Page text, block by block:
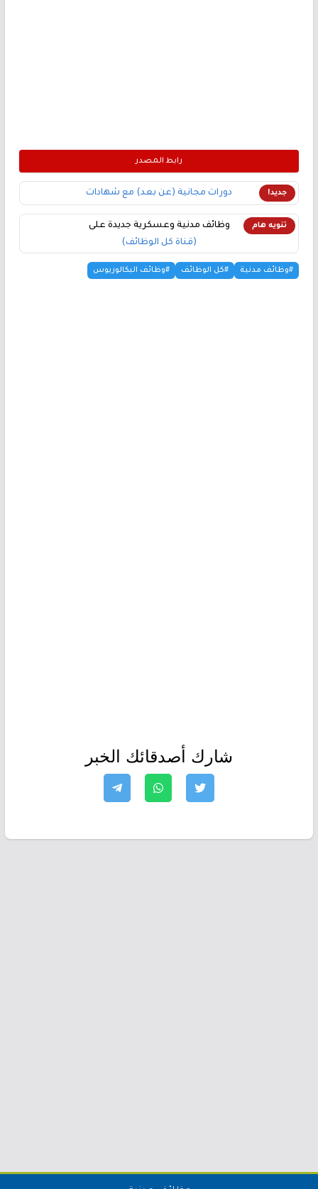
رابط المصدر
جديد! دورات مجانية (عن بعد) مع شهادات
تنويه هام
وظائف مدنية وعسكرية جديدة على
(قناة كل الوظائف)
#وظائف مدنية #كل الوظائف #وظائف البكالوريوس
شارك أصدقائك الخبر